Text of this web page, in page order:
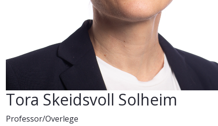
Tora Skeidsvoll Solheim
Professor/Overlege